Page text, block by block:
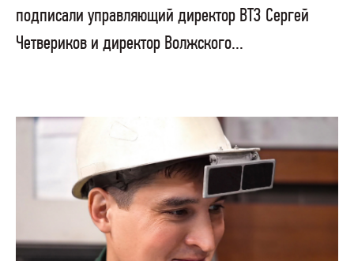
подписали управляющий директор ВТЗ Сергей
Четвериков и директор Волжского...